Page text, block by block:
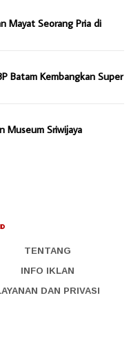
Mayat Seorang Pria di
Batam Kembangkan Super
Museum Sriwijaya
TENTANG
INFO IKLAN
DAN PRIVASI